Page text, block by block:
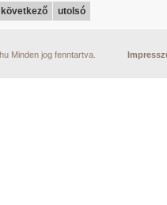
következő utolsó
Minden jog fenntartva.